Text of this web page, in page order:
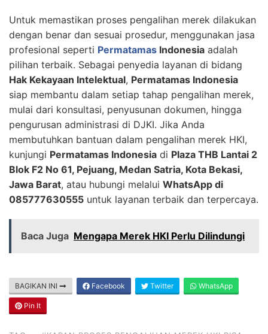
Untuk memastikan proses pengalihan merek dilakukan
dengan benar dan sesuai prosedur, menggunakan jasa
profesional seperti Permatamas Indonesia adalah
pilihan terbaik. Sebagai penyedia layanan di bidang
Hak Kekayaan Intelektual, Permatamas Indonesia
siap membantu dalam setiap tahap pengalihan merek,
mulai dari konsultasi, penyusunan dokumen, hingga
pengurusan administrasi di DJKI. Jika Anda
membutuhkan bantuan dalam pengalihan merek HKI,
kunjungi Permatamas Indonesia di Plaza THB Lantai 2
Blok F2 No 61, Pejuang, Medan Satria, Kota Bekasi,
Jawa Barat, atau hubungi melalui WhatsApp di
085777630555 untuk layanan terbaik dan terpercaya.
Baca Juga Mengapa Merek HKI Perlu Dilindungi
BAGIKAN INI Facebook Twitter WhatsApp
Pin It